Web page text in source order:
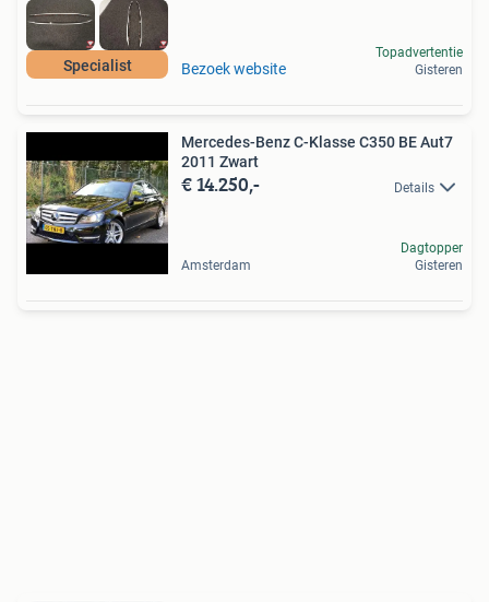
Specialist Bezoek website
Topadvertentie
Gisteren
Mercedes-Benz C-Klasse C350 BE Aut7
2011 Zwart
€ 14.250,- Details
Amsterdam
Dagtopper
Gisteren